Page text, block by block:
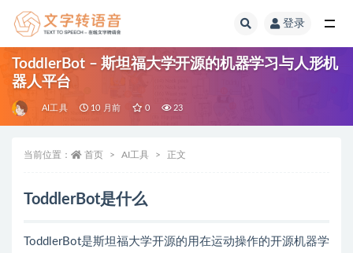
登录
ToddlerBot – 斯坦福大学开源的机器学习与人形机
器人平台
AI工具 10 月前 0 23
当前位置： 首页 AI工具 正文
ToddlerBot是什么
ToddlerBot是斯坦福大学开源的用在运动操作的开源机器学